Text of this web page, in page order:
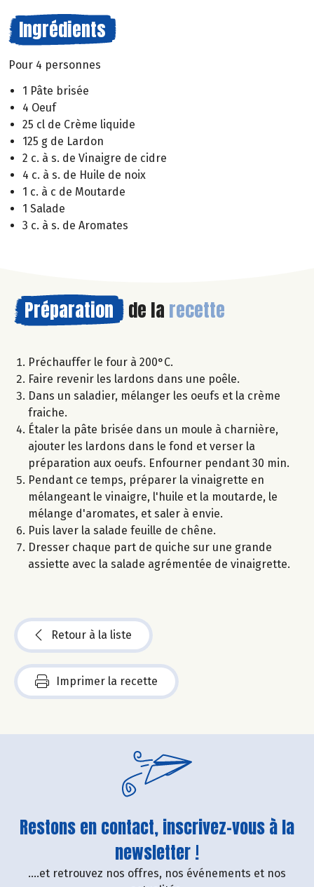
Ingrédients
Pour 4 personnes
1 Pâte brisée
4 Oeuf
25 cl de Crème liquide
125 g de Lardon
2 c. à s. de Vinaigre de cidre
4 c. à s. de Huile de noix
1 c. à c de Moutarde
1 Salade
3 c. à s. de Aromates
Préparation de la recette
Préchauffer le four à 200°C.
Faire revenir les lardons dans une poêle.
Dans un saladier, mélanger les oeufs et la crème
fraiche.
Étaler la pâte brisée dans un moule à charnière,
ajouter les lardons dans le fond et verser la
préparation aux oeufs. Enfourner pendant 30 min.
Pendant ce temps, préparer la vinaigrette en
mélangeant le vinaigre, l'huile et la moutarde, le
mélange d'aromates, et saler à envie.
Puis laver la salade feuille de chêne.
Dresser chaque part de quiche sur une grande
assiette avec la salade agrémentée de vinaigrette.
Retour à la liste
Imprimer la recette
Restons en contact, inscrivez-vous à la
newsletter !
....et retrouvez nos offres, nos événements et nos